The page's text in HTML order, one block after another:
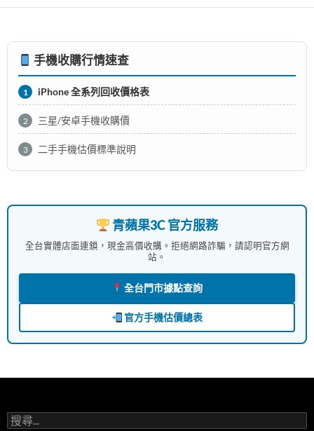
手機收購行情速查
1 iPhone 全系列回收價格表
2 三星/安卓手機收購價
3 二手手機估價標準說明
青蘋果3C 官方服務
全台實體店面連鎖，現金高價收購。拒絕網路詐騙，請認明官方網
站。
全台門市據點查詢
官方手機估價總表
搜